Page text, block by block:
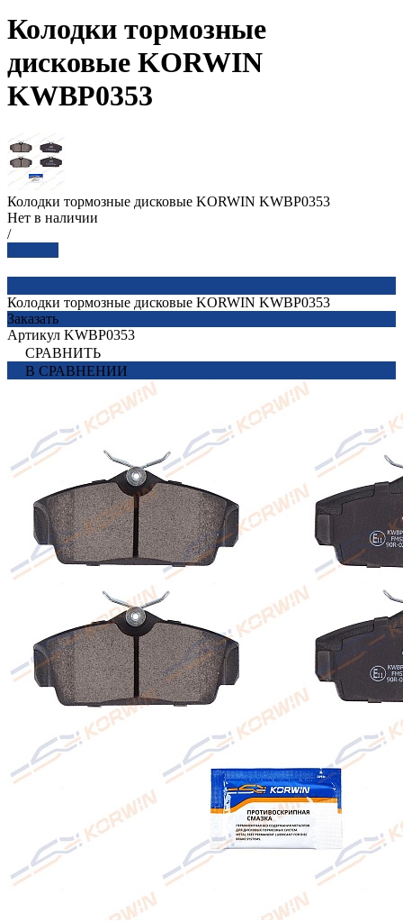
Колодки тормозные
дисковые KORWIN
KWBP0353
Колодки тормозные дисковые KORWIN KWBP0353
Нет в наличии
/
Колодки тормозные дисковые KORWIN KWBP0353
Заказать
Артикул KWBP0353
СРАВНИТЬ
В СРАВНЕНИИ